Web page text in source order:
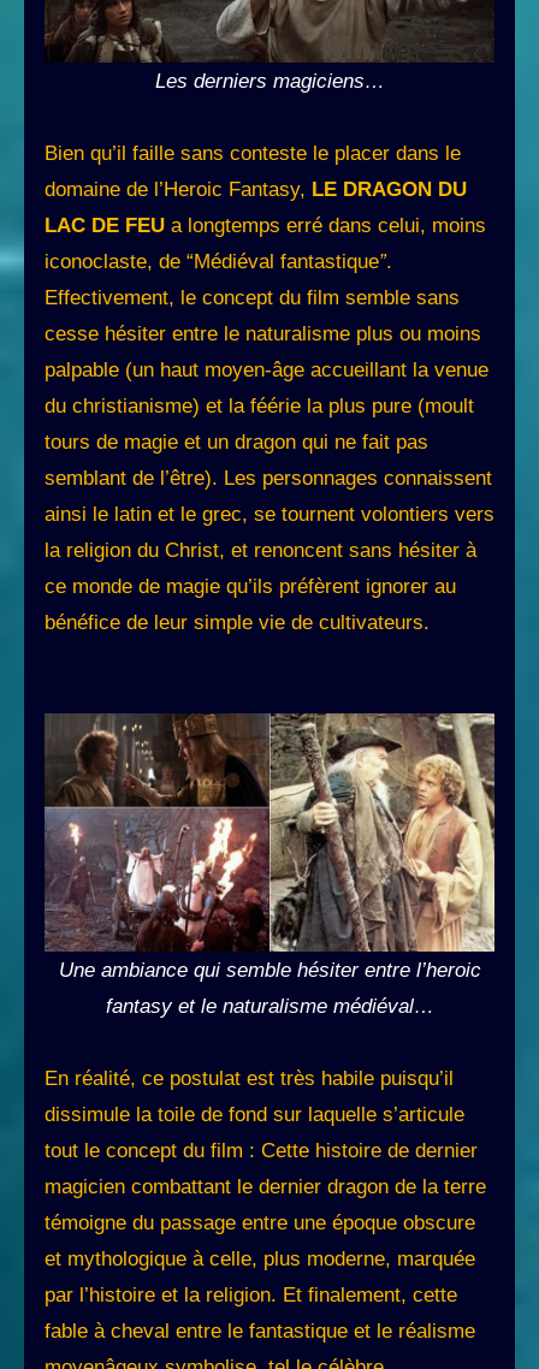
Les derniers magiciens…
Bien qu’il faille sans conteste le placer dans le
domaine de l’Heroic Fantasy, LE DRAGON DU
LAC DE FEU a longtemps erré dans celui, moins
iconoclaste, de “Médiéval fantastique”.
Effectivement, le concept du film semble sans
cesse hésiter entre le naturalisme plus ou moins
palpable (un haut moyen-âge accueillant la venue
du christianisme) et la féérie la plus pure (moult
tours de magie et un dragon qui ne fait pas
semblant de l’être). Les personnages connaissent
ainsi le latin et le grec, se tournent volontiers vers
la religion du Christ, et renoncent sans hésiter à
ce monde de magie qu’ils préfèrent ignorer au
bénéfice de leur simple vie de cultivateurs.
Une ambiance qui semble hésiter entre l’heroic
fantasy et le naturalisme médiéval…
En réalité, ce postulat est très habile puisqu’il
dissimule la toile de fond sur laquelle s’articule
tout le concept du film : Cette histoire de dernier
magicien combattant le dernier dragon de la terre
témoigne du passage entre une époque obscure
et mythologique à celle, plus moderne, marquée
par l’histoire et la religion. Et finalement, cette
fable à cheval entre le fantastique et le réalisme